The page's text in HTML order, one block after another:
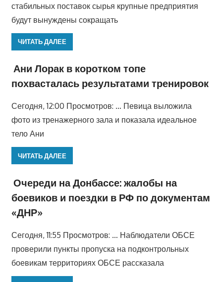
стабильных поставок сырья крупные предприятия
будут вынуждены сокращать
ЧИТАТЬ ДАЛЕЕ
Ани Лорак в коротком топе
похвасталась результатами тренировок
Сегодня, 12:00 Просмотров: … Певица выложила
фото из тренажерного зала и показала идеальное
тело Ани
ЧИТАТЬ ДАЛЕЕ
Очереди на Донбассе: жалобы на
боевиков и поездки в РФ по документам
«ДНР»
Сегодня, 11:55 Просмотров: … Наблюдатели ОБСЕ
проверили пункты пропуска на подконтрольных
боевикам территориях ОБСЕ рассказала